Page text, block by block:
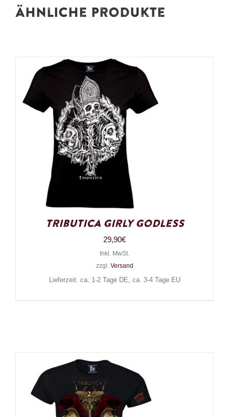
Ähnliche Produkte
Tributica Girly Godless
29,90€
Inkl. MwSt.
zzgl. Versand
Lieferzeit: ca. 1-2 Tage DE, ca. 3-4 Tage EU